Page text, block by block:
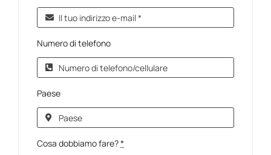
Numero di telefono
Paese
Cosa dobbiamo fare?*